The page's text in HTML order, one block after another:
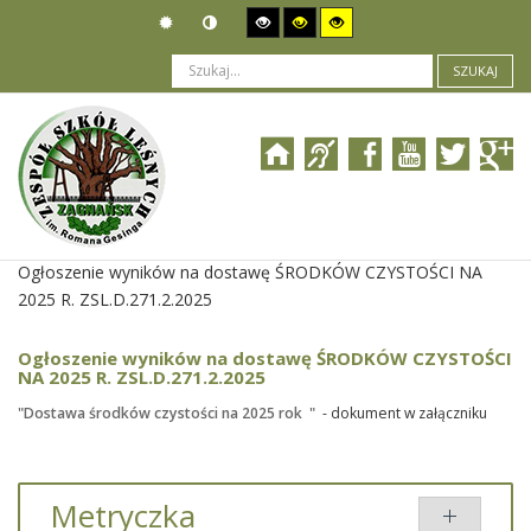
SZUKAJ
Jesteś tutaj: Zamówienia publiczne
Wyniki postępowania
Ogłoszenie wyników na dostawę ŚRODKÓW CZYSTOŚCI NA
2025 R. ZSL.D.271.2.2025
Ogłoszenie wyników na dostawę ŚRODKÓW CZYSTOŚCI
NA 2025 R. ZSL.D.271.2.2025
"Dostawa środków czystości na 2025 rok " - dokument w załączniku
Metryczka